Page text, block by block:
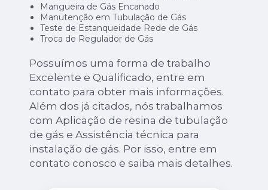
Mangueira de Gás Encanado
Manutenção em Tubulação de Gás
Teste de Estanqueidade Rede de Gás
Troca de Regulador de Gás
Possuímos uma forma de trabalho
Excelente e Qualificado, entre em
contato para obter mais informações.
Além dos já citados, nós trabalhamos
com Aplicação de resina de tubulação
de gás e Assistência técnica para
instalação de gás. Por isso, entre em
contato conosco e saiba mais detalhes.